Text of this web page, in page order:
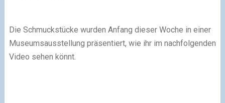
Die Schmuckstücke wurden Anfang dieser Woche in einer
Museumsausstellung präsentiert, wie ihr im nachfolgenden
Video sehen könnt.